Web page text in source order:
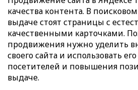
качества контента. В
выдаче стоят страницы с
качественными карточками.
продвижения нужно уделить
своего сайта и использовать
посетителей и повышения
выдаче.